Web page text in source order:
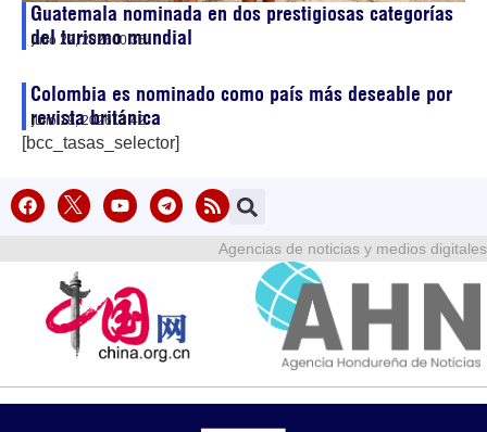
Guatemala nominada en dos prestigiosas categorías
del turismo mundial
julio 22, 202600:36
Colombia es nominado como país más deseable por
revista británica
julio 19, 202613:42
[bcc_tasas_selector]
Agencias de noticias y medios digitales